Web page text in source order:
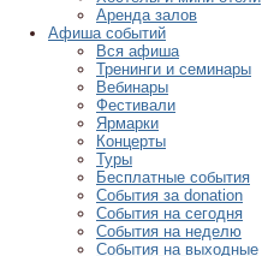
Аренда залов
Афиша событий
Вся афиша
Тренинги и семинары
Вебинары
Фестивали
Ярмарки
Концерты
Туры
Бесплатные события
События за donation
События на сегодня
События на неделю
События на выходные